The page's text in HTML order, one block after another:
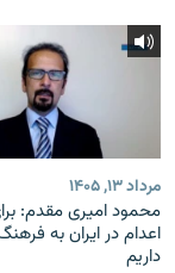
مرداد ۱۳, ۱۴۰۵
محمود امیری مقدم:
اعدام در ایران به
داریم